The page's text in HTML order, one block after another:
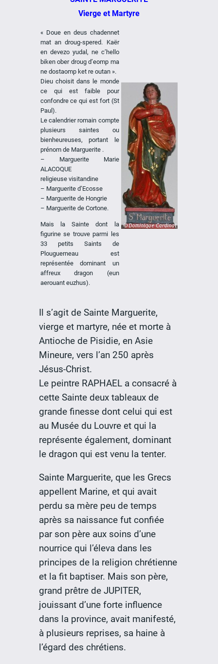
Vierge et Martyre
« Doue en deus chadennet
mat an droug-spered. Kaër
en devezo yudal, ne c’hello
biken ober droug d’eomp ma
ne dostaomp ket re outan ».
Dieu choisit dans le monde
ce qui est faible pour
confondre ce qui est fort (St
Paul).
Le calendrier romain compte
plusieurs saintes ou
bienheureuses, portant le
prénom de Marguerite .
– Marguerite Marie
ALACOQUE
religieuse visitandine
– Marguerite d’Ecosse
– Marguerite de Hongrie
– Marguerite de Cortone.
Mais la Sainte dont la
figurine se trouve parmi les
33 petits Saints de
Plouguerneau est
représentée dominant un
affreux dragon (eun
aerouant euzhus).
Il s’agit de Sainte Marguerite,
vierge et martyre, née et morte à
Antioche de Pisidie, en Asie
Mineure, vers l’an 250 après
Jésus-Christ.
Le peintre RAPHAEL a consacré à
cette Sainte deux tableaux de
grande finesse dont celui qui est
au Musée du Louvre et qui la
représente également, dominant
le dragon qui est venu la tenter.
Sainte Marguerite, que les Grecs
appellent Marine, et qui avait
perdu sa mère peu de temps
après sa naissance fut confiée
par son père aux soins d’une
nourrice qui l’éleva dans les
principes de la religion chrétienne
et la fit baptiser. Mais son père,
grand prêtre de JUPITER,
jouissant d’une forte influence
dans la province, avait manifesté,
à plusieurs reprises, sa haine à
l’égard des chrétiens.